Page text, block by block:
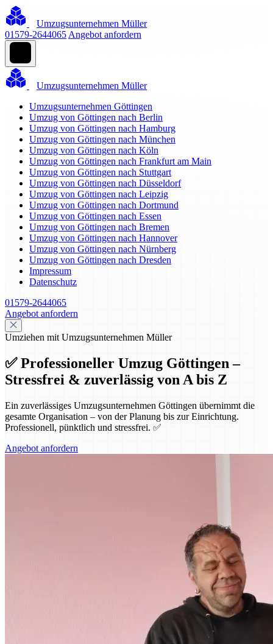
Umzugsunternehmen Müller
01579-2644065 Angebot anfordern
Umzugsunternehmen Müller
Umzugsunternehmen Göttingen
Umzug von Göttingen nach Berlin
Umzug von Göttingen nach Hamburg
Umzug von Göttingen nach München
Umzug von Göttingen nach Köln
Umzug von Göttingen nach Frankfurt am Main
Umzug von Göttingen nach Stuttgart
Umzug von Göttingen nach Düsseldorf
Umzug von Göttingen nach Leipzig
Umzug von Göttingen nach Dortmund
Umzug von Göttingen nach Essen
Umzug von Göttingen nach Bremen
Umzug von Göttingen nach Hannover
Umzug von Göttingen nach Nürnberg
Umzug von Göttingen nach Dresden
Impressum
Datenschutz
01579-2644065
Angebot anfordern
Umziehen mit Umzugsunternehmen Müller
✅ Professioneller Umzug Göttingen –
Stressfrei & zuverlässig von A bis Z
Ein zuverlässiges Umzugsunternehmen Göttingen übernimmt die
gesamte Organisation – von der Planung bis zur Einrichtung.
Professionell, pünktlich und stressfrei. ✅
Angebot anfordern